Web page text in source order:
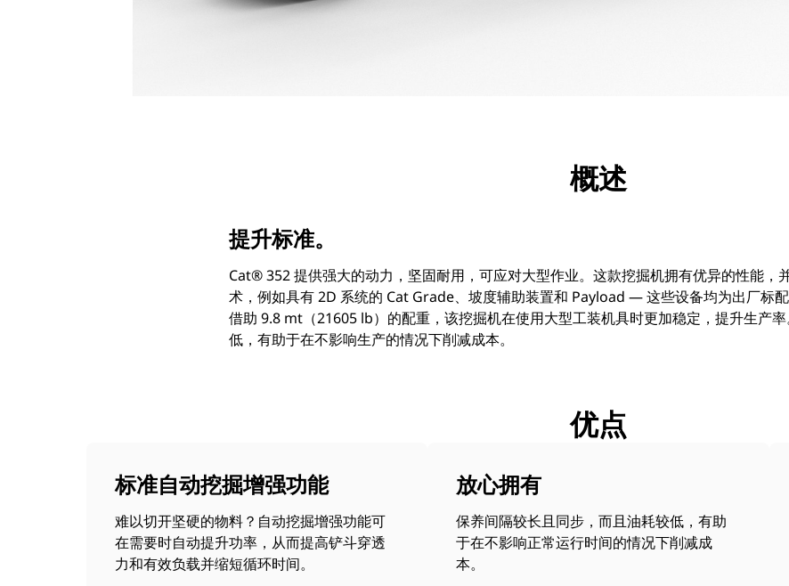
展示
概述
提升标准。
Cat® 352 提供强大的动力，坚固耐用，可应对大型作业。这款挖掘机拥有优异的性能，
术，例如具有 2D 系统的 Cat Grade、坡度辅助装置和 Payload — 这些设备均为出厂标配
借助 9.8 mt（21605 lb）的配重，该挖掘机在使用大型工装机具时更加稳定，提升生产
低，有助于在不影响生产的情况下削减成本。
优点
标准自动挖掘增强功能
难以切开坚硬的物料？自动挖掘增强功能可
在需要时自动提升功率，从而提高铲斗穿透
力和有效负载并缩短循环时间。
放心拥有
保养间隔较长且同步，而且油耗较低，有助
于在不影响正常运行时间的情况下削减成
本。